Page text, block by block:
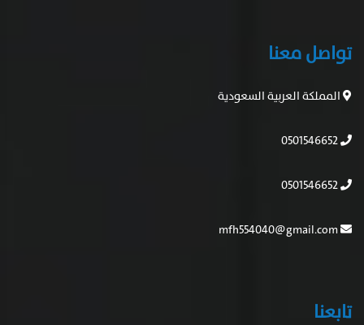
تواصل معنا
المملكة العربية السعودية
تابعنا